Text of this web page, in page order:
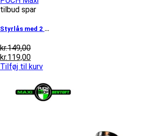
tilbud spar
Styrlås med 2 nøgle med PUCH logo til...
kr.149,00Den
oprindelige
pris
kr.149,00.
kr.119,00Den
aktuelle
er:
kr.119,00.
Tilføj til kurv